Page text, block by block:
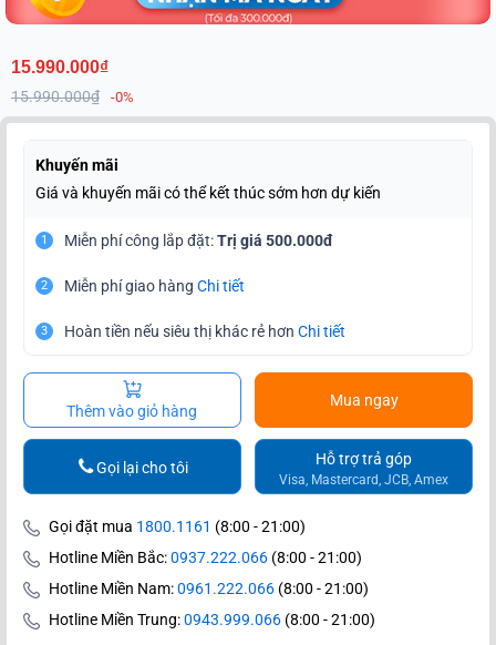
15.990.000₫
15.990.000₫ -0%
Khuyến mãi
Giá và khuyến mãi có thể kết thúc sớm hơn dự kiến
1 Miễn phí công lắp đặt:Trị giá 500.000đ
2 Miễn phí giao hàng Chi tiết
3 Hoàn tiền nếu siêu thị khác rẻ hơn Chi tiết
Thêm vào giỏ hàng
Mua ngay
Hỗ trợ trả góp
Visa, Mastercard, JCB, Amex
Gọi lại cho tôi
Gọi đặt mua 1800.1161 (8:00 - 21:00)
Hotline Miền Bắc:0937.222.066 (8:00 - 21:00)
Hotline Miền Nam:0961.222.066 (8:00 - 21:00)
Hotline Miền Trung:0943.999.066 (8:00 - 21:00)